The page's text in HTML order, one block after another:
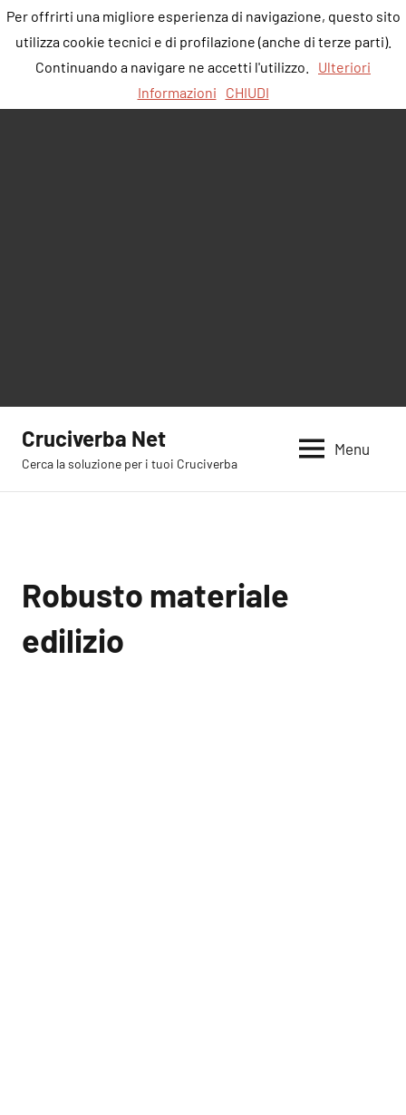
contenuto
Cruciverba Net
Cerca la soluzione per i tuoi Cruciverba
Menu
Robusto materiale
edilizio
Per offrirti una migliore esperienza di navigazione, questo sito
utilizza cookie tecnici e di profilazione (anche di terze parti).
Continuando a navigare ne accetti l'utilizzo.
Ulteriori
Informazioni
CHIUDI